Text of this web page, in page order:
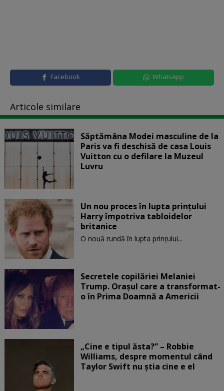
Facebook WhatsApp
Articole similare
Săptămâna Modei masculine de la
Paris va fi deschisă de casa Louis
Vuitton cu o defilare la Muzeul
Luvru
Un nou proces în lupta prinţului
Harry împotriva tabloidelor
britanice
O nouă rundă în lupta prinţului...
Secretele copilăriei Melaniei
Trump. Orașul care a transformat-
o în Prima Doamnă a Americii
„Cine e tipul ăsta?” – Robbie
Williams, despre momentul când
Taylor Swift nu știa cine e el